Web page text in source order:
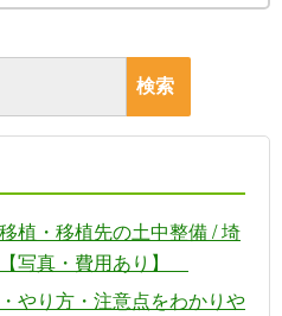
植・移植先の土中整備 / 埼
写真・費用あり】
やり方・注意点をわかりや